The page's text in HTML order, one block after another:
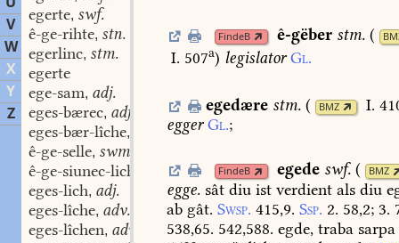
V
W
X
Y
Z
egerte, swf.
ê-ge-rihte, stn.
egerlinc, stm.
egerte
ege-sam, adj.
eges-bærec, adj.
eges-bær-lîche,
ê-ge-selle, swm.
ê-ge-siunec-lich
eges-lich, adj.
eges-lîche, adv.
eges-lîchen, adv.
FindeB ê-gëber stm. (
I. 507a) legislator Gl.
egedære stm. ( BMZ
I.
egger Gl.;
FindeB egede swf. ( BMZ
egge. sât diu ist verdient als diu
ab gât. Swsp. 415,9. Ssp. 2. 58,2; 3.
538,65. 542,588. egde, traba sarpa